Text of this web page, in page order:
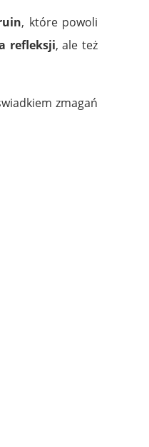
, które powoli
refleksji, ale też
zmagań